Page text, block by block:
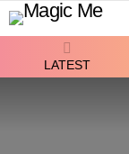
LATEST